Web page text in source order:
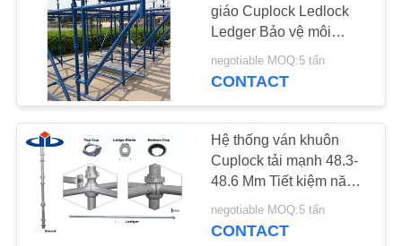
LIÊN
CHÚNG
TÔI
YÊU
CẦU
giáo Cuplock Ledlock
Ledger Bảo vệ môi
trường tiêu chuẩn Anh
negotiable MOQ:5 tấn
CONTACT
Hệ thống ván khuôn
Cuplock tải mạnh 48.3-
48.6 Mm Tiết kiệm năng
lượng cho xây dựng
negotiable MOQ:5 tấn
CONTACT